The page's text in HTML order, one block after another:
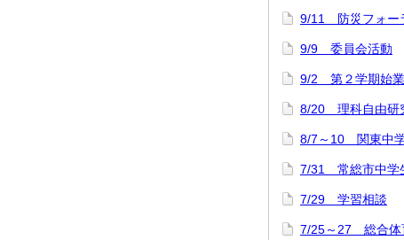
9/11 防災フォー
9/9 委員会活動
9/2 第２学期始
8/20 理科自由研
8/7～10 関東中
7/31 常総市中学
7/29 学習相談
7/25～27 総合